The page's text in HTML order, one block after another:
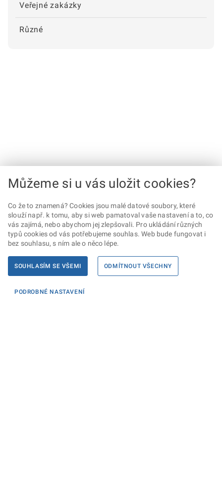
Veřejné zakázky
Různé
Můžeme si u vás uložit cookies?
Co že to znamená? Cookies jsou malé datové soubory, které
slouží např. k tomu, aby si web pamatoval vaše nastavení a to, co
vás zajímá, nebo abychom jej zlepšovali. Pro ukládání různých
typů cookies od vás potřebujeme souhlas. Web bude fungovat i
bez souhlasu, s ním ale o něco lépe.
SOUHLASÍM SE VŠEMI ODMÍTNOUT VŠECHNY
PODROBNÉ NASTAVENÍ